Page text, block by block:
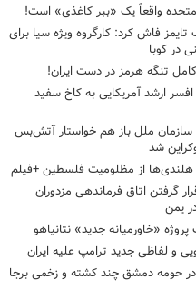
متحده واقعاً یک «ببر کاغذی» است!
تایمز فاش کرد: کارگروه ویژه سیا برای
در کوبا
تنگه هرمز در دست ایران!
ارشد آمریکایی به کاخ سفید
سازمان ملل باز هم خواستار آتش‌بس
شد
از مظلومیت فلسطین +فیلم
گرفتن اتاق‌ فرماندهی مزدوران
یمن
«خاورمیانه جدید» نتانیاهو
و لفاظی جدید ترامپ علیه ایران
در حومه دمشق چند کشته و زخمی برجا